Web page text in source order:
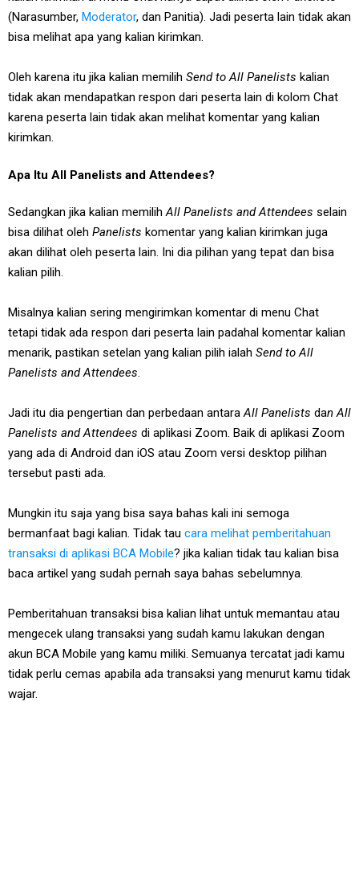
(Narasumber, Moderator, dan Panitia). Jadi peserta lain tidak akan
bisa melihat apa yang kalian kirimkan.
Oleh karena itu jika kalian memilih Send to All Panelists kalian
tidak akan mendapatkan respon dari peserta lain di kolom Chat
karena peserta lain tidak akan melihat komentar yang kalian
kirimkan.
Apa Itu All Panelists and Attendees?
Sedangkan jika kalian memilihAll Panelists and Attendees selain
bisa dilihat oleh Panelists komentar yang kalian kirimkan juga
akan dilihat oleh peserta lain. Ini dia pilihan yang tepat dan bisa
kalian pilih.
Misalnya kalian sering mengirimkan komentar di menu Chat
tetapi tidak ada respon dari peserta lain padahal komentar kalian
menarik, pastikan setelan yang kalian pilih ialah Send to All
Panelists and Attendees.
Jadi itu dia pengertian dan perbedaan antaraAll Panelists dan All
Panelists and Attendees di aplikasi Zoom. Baik di aplikasi Zoom
yang ada di Android dan iOS atau Zoom versi desktop pilihan
tersebut pasti ada.
Mungkin itu saja yang bisa saya bahas kali ini semoga
bermanfaat bagi kalian. Tidak tau cara melihat pemberitahuan
transaksi di aplikasi BCA Mobile? jika kalian tidak tau kalian bisa
baca artikel yang sudah pernah saya bahas sebelumnya.
Pemberitahuan transaksi bisa kalian lihat untuk memantau atau
mengecek ulang transaksi yang sudah kamu lakukan dengan
akun BCA Mobile yang kamu miliki. Semuanya tercatat jadi kamu
tidak perlu cemas apabila ada transaksi yang menurut kamu tidak
wajar.